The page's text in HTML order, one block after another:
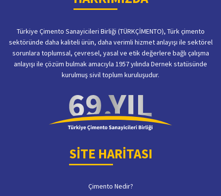
Türkiye Çimento Sanayicileri Birliği (TÜRKÇİMENTO), Türk çimento
sektöründe daha kaliteli ürün, daha verimli hizmet anlayışı ile sektörel
sorunlara toplumsal, çevresel, yasal ve etik değerlere bağlı çalışma
anlayışı ile çözüm bulmak amacıyla 1957 yılında Dernek statüsünde
kurulmuş sivil toplum kuruluşudur.
SİTE HARİTASI
Çimento Nedir?